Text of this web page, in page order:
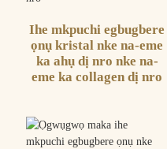
Ihe mkpuchi egbugbere
ọnụ kristal nke na-eme
ka ahụ dị nro nke na-
eme ka collagen dị nro